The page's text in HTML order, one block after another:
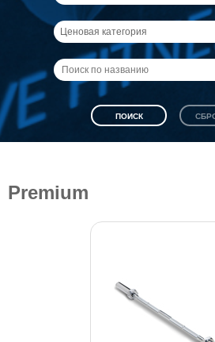
Ценовая категория
Premium